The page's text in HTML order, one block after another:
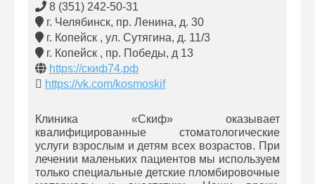
8 (351) 242-50-31
г. Челябинск, пр. Ленина, д. 30
г. Копейск , ул. Сутягина, д. 11/3
г. Копейск , пр. Победы, д 13
https://скиф74.рф
https://vk.com/kosmoskif
Клиника «Скиф» оказывает
квалифицированные стоматологические
услуги взрослым и детям всех возрастов. При
лечении маленьких пациентов мы используем
только специальные детские пломбировочные